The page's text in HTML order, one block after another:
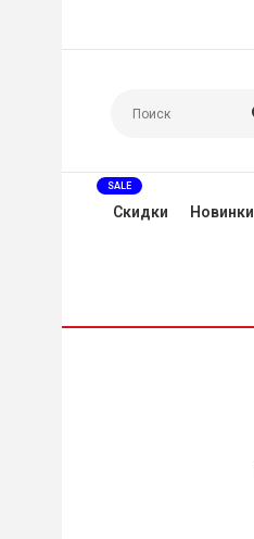
Скидки
SALE
Новинки